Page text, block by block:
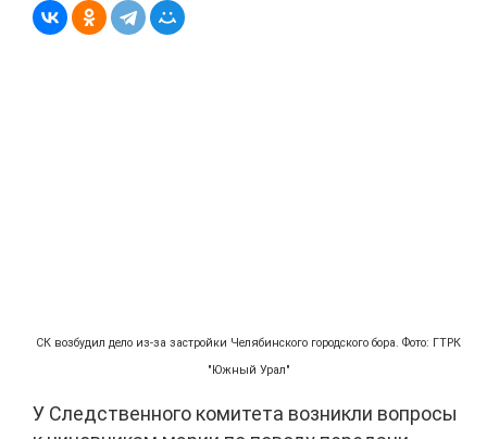
СК возбудил дело из-за застройки Челябинского городского бора. Фото: ГТРК
"Южный Урал"
У Следственного комитета возникли вопросы